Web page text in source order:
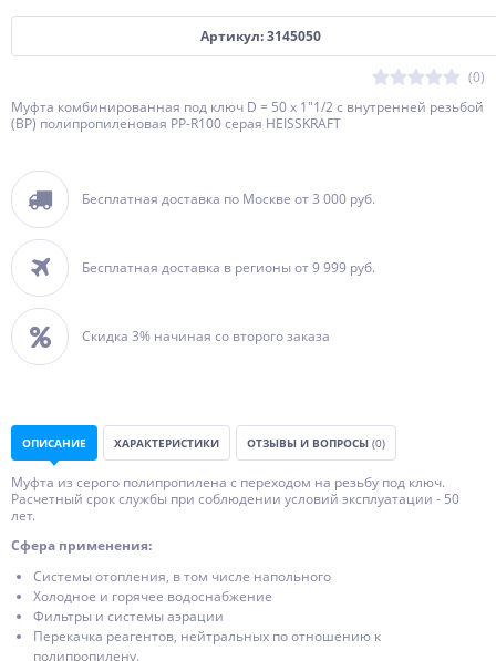
Артикул: 3145050
(0)
Муфта комбинированная под ключ D = 50 х 1"1/2 с внутренней резьбой
(ВР) полипропиленовая PP-R100 серая HEISSKRAFT
Бесплатная доставка по Москве от 3 000 руб.
Бесплатная доставка в регионы от 9 999 руб.
Скидка 3% начиная со второго заказа
ОПИСАНИЕ ХАРАКТЕРИСТИКИ ОТЗЫВЫ И ВОПРОСЫ (0)
Муфта из серого полипропилена с переходом на резьбу под ключ.
Расчетный срок службы при соблюдении условий эксплуатации - 50
лет.
Сфера применения:
Системы отопления, в том числе напольного
Холодное и горячее водоснабжение
Фильтры и системы аэрации
Перекачка реагентов, нейтральных по отношению к
полипропилену.